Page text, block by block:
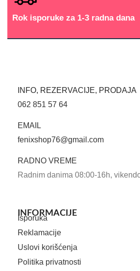
Rok isporuke za 1-3 radna dana
INFO, REZERVACIJE, PRODAJA
062 851 57 64
EMAIL
fenixshop76@gmail.com
RADNO VREME
Radnim danima 08:00-16h,
INFORMACIJE
Isporuka
Reklamacije
Uslovi korišćenja
Politika privatnosti